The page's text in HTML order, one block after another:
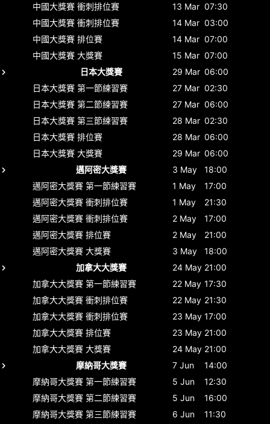
中國大獎賽 衝刺排位賽 13 Mar 07:30
中國大獎賽 衝刺排位賽 14 Mar 03:00
中國大獎賽 排位賽 14 Mar 07:00
中國大獎賽 大獎賽 15 Mar 07:00
日本大獎賽
29 Mar 06:00
日本大獎賽 第一節練習賽 27 Mar 02:30
日本大獎賽 第二節練習賽 27 Mar 06:00
日本大獎賽 第三節練習賽 28 Mar 02:30
日本大獎賽 排位賽 28 Mar 06:00
日本大獎賽 大獎賽 29 Mar 06:00
邁阿密大獎賽
3 May
18:00
邁阿密大獎賽 第一節練習賽 1 May
17:00
邁阿密大獎賽 衝刺排位賽 1 May
21:30
邁阿密大獎賽 衝刺排位賽 2 May
17:00
邁阿密大獎賽 排位賽 2 May
21:00
邁阿密大獎賽 大獎賽 3 May
18:00
加拿大大獎賽
24 May 21:00
加拿大大獎賽 第一節練習賽 22 May 17:30
加拿大大獎賽 衝刺排位賽 22 May 21:30
加拿大大獎賽 衝刺排位賽 23 May 17:00
加拿大大獎賽 排位賽 23 May 21:00
加拿大大獎賽 大獎賽 24 May 21:00
摩納哥大獎賽
7 Jun
14:00
摩納哥大獎賽 第一節練習賽 5 Jun
12:30
摩納哥大獎賽 第二節練習賽 5 Jun
16:00
摩納哥大獎賽 第三節練習賽 6 Jun
11:30